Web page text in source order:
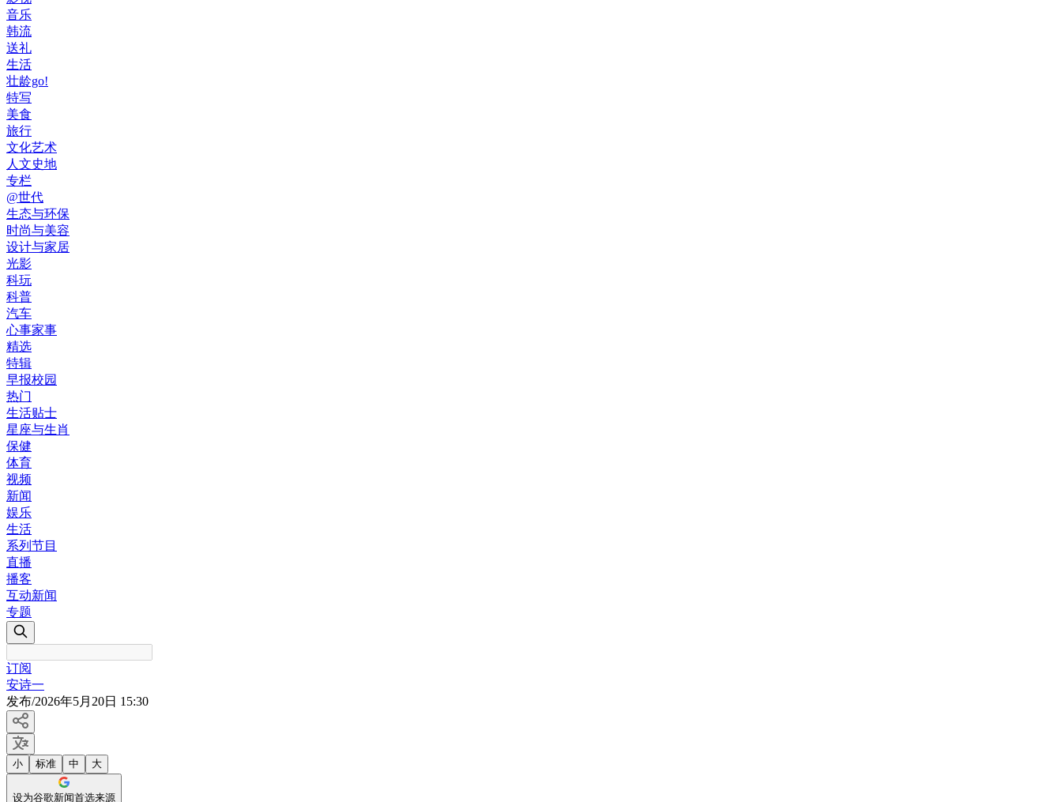
音乐
韩流
送礼
生活
壮龄go!
特写
美食
旅行
文化艺术
人文史地
专栏
@世代
生态与环保
时尚与美容
设计与家居
光影
科玩
科普
汽车
心事家事
精选
特辑
早报校园
热门
生活贴士
星座与生肖
保健
体育
视频
新闻
娱乐
生活
系列节目
直播
播客
互动新闻
专题
订阅
安诗一
发布/2026年5月20日 15:30
小 标准 中 大
设为谷歌新闻首选来源